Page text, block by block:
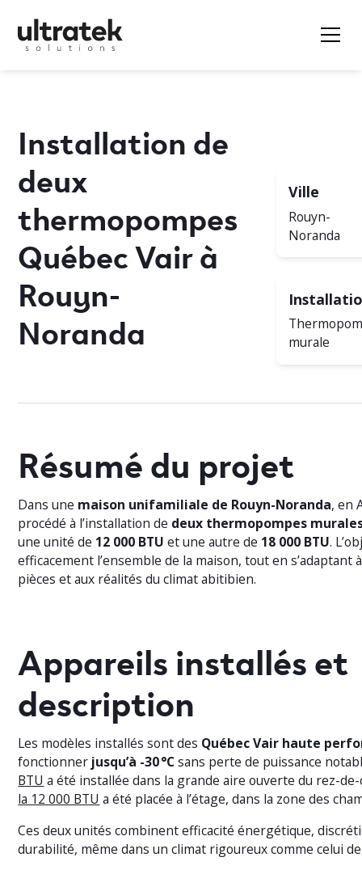
Installation de
deux
thermopompes
Québec Vair à
Rouyn-
Noranda
Ville
Rouyn-
Noranda
murale
Résumé du projet
Dans une maison unifamiliale de Rouyn-Noranda, en
procédé à l’installation de deux thermopompes
une unité de 12 000 BTU et une autre de 18 000 BTU.
efficacement l’ensemble de la maison, tout en s’adaptant
pièces et aux réalités du climat abitibien.
Appareils installés et
description
Les modèles installés sont des Québec Vair haute
fonctionner jusqu’à -30 °Csans perte de puissance
BTU a été installée dans la grande aire ouverte du rez-
la 12 000 BTU a été placée à l’étage, dans la zone des
Ces deux unités combinent efficacité énergétique,
durabilité, même dans un climat rigoureux comme celui